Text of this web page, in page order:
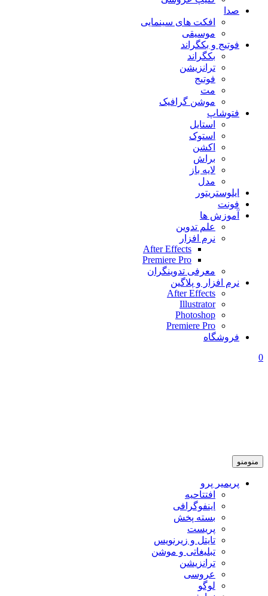
صدا
افکت های سینمایی
موسیقی
فوتیج و بکگراند
بکگراند
ترانزیشن
فوتیج
مت
موشن گرافیک
فتوشاپ
استایل
استوک
اکشن
براش
لایه باز
مدل
ایلوستریتور
فونت
آموزش ها
علم تدوین
نرم افزار
After Effects
Premiere Pro
معرفی تدوینگران
نرم افزار و پلاگین
After Effects
Illustrator
Photoshop
Premiere Pro
فروشگاه
0
منومنو
پریمیر پرو
افتتاحیه
اینفوگرافی
بسته پخش
پریست
تایتل و زیرنویس
تبلیغاتی و موشن
ترانزیشن
عروسی
لوگو